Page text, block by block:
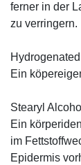
ferner in der
zu verringern.
Ein
Stearyl
Ein
im
Epidermis